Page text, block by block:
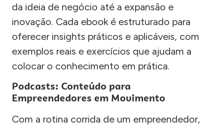
da ideia de negócio até a expansão e
inovação. Cada ebook é estruturado para
oferecer insights práticos e aplicáveis, com
exemplos reais e exercícios que ajudam a
colocar o conhecimento em prática.
Podcasts: Conteúdo para
Empreendedores em Movimento
Com a rotina corrida de um empreendedor,